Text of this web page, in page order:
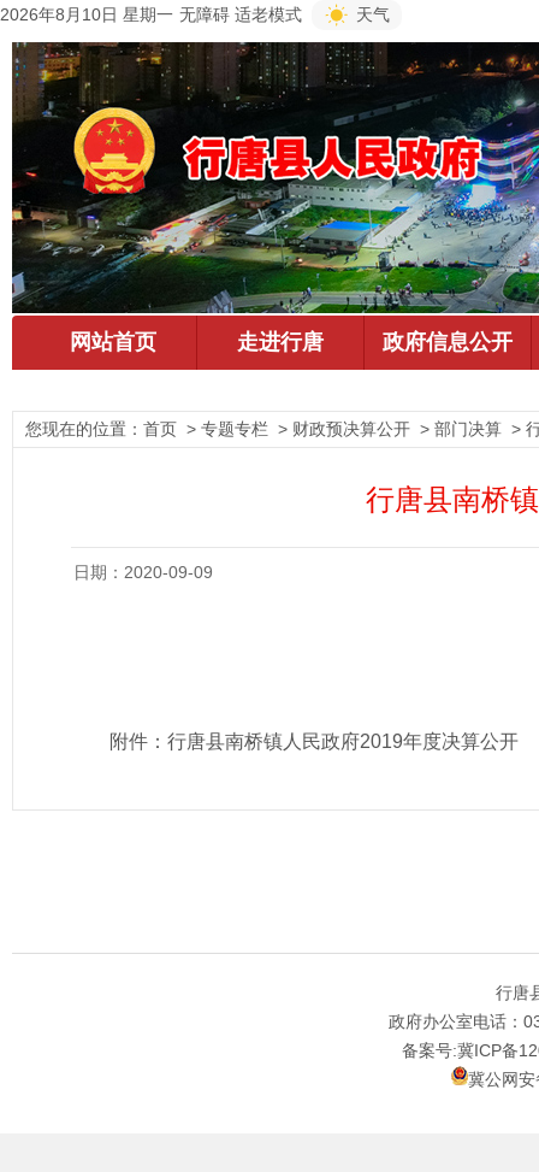
2026年8月10日 星期一 无障碍 适老模式 天气
您现在的位置： 首页 > 专题专栏 > 财政预决算公开 > 部门决算 >
行唐县南桥
日期：2020-09-09
附件： 行唐县南桥镇人民政府2019年度决算公开